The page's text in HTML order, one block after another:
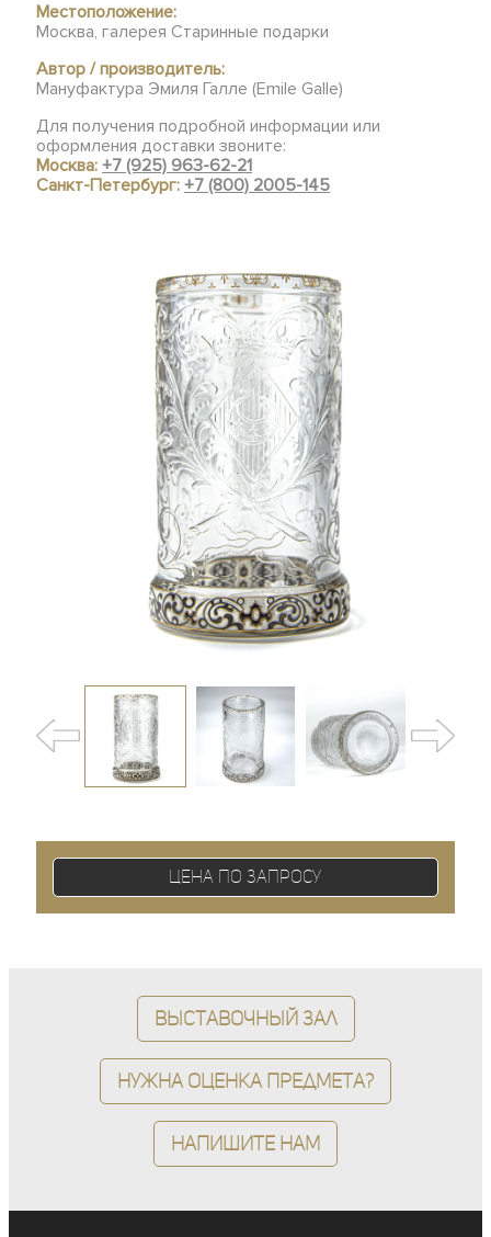
Местоположение:
Москва, галерея Старинные подарки
Автор / производитель:
Мануфактура Эмиля Галле (Emile Galle)
Для получения подробной информации или
оформления доставки звоните:
Москва:+7 (925) 963-62-21
Санкт-Петербург:+7 (800) 2005-145
Цена по запросу
Выставочный зал
Нужна оценка предмета?
Напишите нам